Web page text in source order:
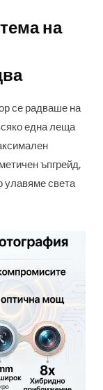
на
се радваше на
една леща
ъпгрейд,
улавяме света